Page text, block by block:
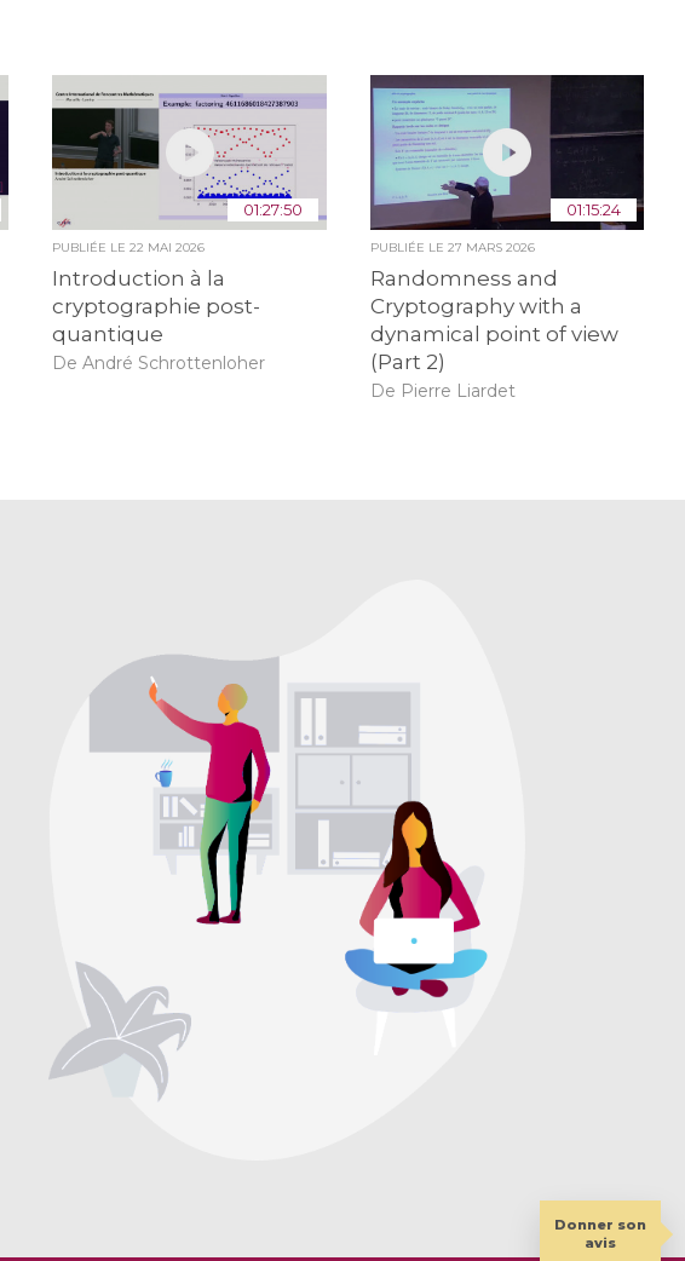
01:27:50
PUBLIÉE LE22 MAI 2026
Introduction à la
cryptographie post-
quantique
De André Schrottenloher
01:15:24
PUBLIÉE LE 27 MARS 2026
Randomness and
Cryptography with a
dynamical point of view
(Part 2)
De Pierre Liardet
Donner son
avis